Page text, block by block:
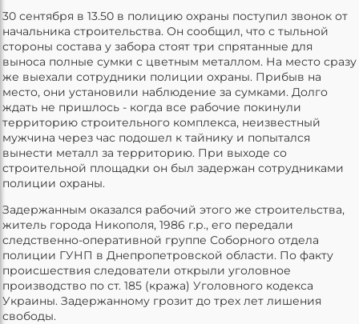
30 сентября в 13.50 в полицию охраны поступил звонок от
начальника строительства. Он сообщил, что с тыльной
стороны состава у забора стоят три спрятанные для
выноса полные сумки с цветным металлом. На место сразу
же выехали сотрудники полиции охраны. Прибыв на
место, они установили наблюдение за сумками. Долго
ждать не пришлось - когда все рабочие покинули
территорию строительного комплекса, неизвестный
мужчина через час подошел к тайнику и попытался
вынести металл за территорию. При выходе со
строительной площадки он был задержан сотрудниками
полиции охраны.
Задержанным оказался рабочий этого же строительства,
житель города Никополя, 1986 г.р., его передали
следственно-оперативной группе Соборного отдела
полиции ГУНП в Днепропетровской области. По факту
происшествия следователи открыли уголовное
производство по ст. 185 (кража) Уголовного кодекса
Украины. Задержанному грозит до трех лет лишения
свободы.